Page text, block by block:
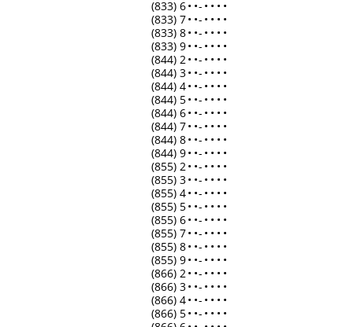
(833) 6• •- • • • •
(833) 7• •- • • • •
(833) 8• •- • • • •
(833) 9• •- • • • •
(844) 2• •- • • • •
(844) 3• •- • • • •
(844) 4• •- • • • •
(844) 5• •- • • • •
(844) 6• •- • • • •
(844) 7• •- • • • •
(844) 8• •- • • • •
(844) 9• •- • • • •
(855) 2• •- • • • •
(855) 3• •- • • • •
(855) 4• •- • • • •
(855) 5• •- • • • •
(855) 6• •- • • • •
(855) 7• •- • • • •
(855) 8• •- • • • •
(855) 9• •- • • • •
(866) 2• •- • • • •
(866) 3• •- • • • •
(866) 4• •- • • • •
(866) 5• •- • • • •